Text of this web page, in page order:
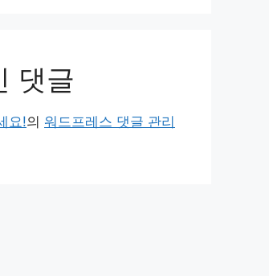
댓글
요!의 워드프레스 댓글 관리